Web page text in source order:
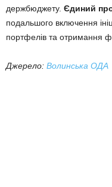
держбюджету. Єдиний
подальшого включення
портфелів та отримання
Джерело: Волинська ОДА